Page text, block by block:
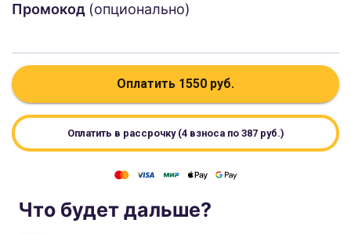
Промокод (опционально)
Оплатить 1550 руб.
Оплатить в рассрочку (4 взноса по 387руб.)
Что будет дальше?